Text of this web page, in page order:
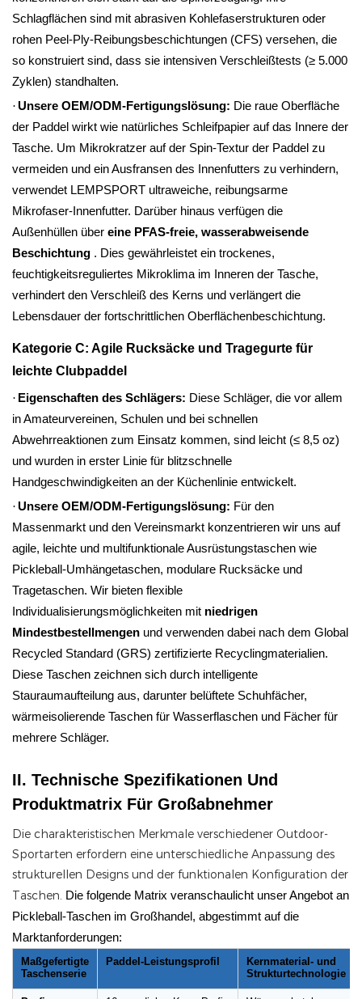
Schlagflächen sind mit abrasiven Kohlefaserstrukturen oder
rohen Peel-Ply-Reibungsbeschichtungen (CFS) versehen, die
so konstruiert sind, dass sie intensiven Verschleißtests (≥ 5.000
Zyklen) standhalten.
·Unsere OEM/ODM-Fertigungslösung: Die raue Oberfläche
der Paddel wirkt wie natürliches Schleifpapier auf das Innere der
Tasche. Um Mikrokratzer auf der Spin-Textur der Paddel zu
vermeiden und ein Ausfransen des Innenfutters zu verhindern,
verwendet LEMPSPORT ultraweiche, reibungsarme
Mikrofaser-Innenfutter. Darüber hinaus verfügen die
Außenhüllen über eine PFAS-freie, wasserabweisende
Beschichtung . Dies gewährleistet ein trockenes,
feuchtigkeitsreguliertes Mikroklima im Inneren der Tasche,
verhindert den Verschleiß des Kerns und verlängert die
Lebensdauer der fortschrittlichen Oberflächenbeschichtung.
Kategorie C: Agile Rucksäcke und Tragegurte für
leichte Clubpaddel
· Eigenschaften des Schlägers: Diese Schläger, die vor allem
in Amateurvereinen, Schulen und bei schnellen
Abwehrreaktionen zum Einsatz kommen, sind leicht (≤ 8,5 oz)
und wurden in erster Linie für blitzschnelle
Handgeschwindigkeiten an der Küchenlinie entwickelt.
·Unsere OEM/ODM-Fertigungslösung: Für den
Massenmarkt und den Vereinsmarkt konzentrieren wir uns auf
agile, leichte und multifunktionale Ausrüstungstaschen wie
Pickleball-Umhängetaschen, modulare Rucksäcke und
Tragetaschen. Wir bieten flexible
Individualisierungsmöglichkeiten mit niedrigen
Mindestbestellmengen und verwenden dabei nach dem Global
Recycled Standard (GRS) zertifizierte Recyclingmaterialien.
Diese Taschen zeichnen sich durch intelligente
Stauraumaufteilung aus, darunter belüftete Schuhfächer,
wärmeisolierende Taschen für Wasserflaschen und Fächer für
mehrere Schläger.
II. Technische Spezifikationen Und
Produktmatrix Für Großabnehmer
Die charakteristischen Merkmale verschiedener Outdoor-
Sportarten erfordern eine unterschiedliche Anpassung des
strukturellen Designs und der funktionalen Konfiguration der
Taschen. Die folgende Matrix veranschaulicht unser Angebot an
Pickleball-Taschen im Großhandel, abgestimmt auf die
Marktanforderungen:
Maßgefertigte
Taschenserie
Paddel-Leistungsprofil
Kernmaterial- und
Strukturtechnologie